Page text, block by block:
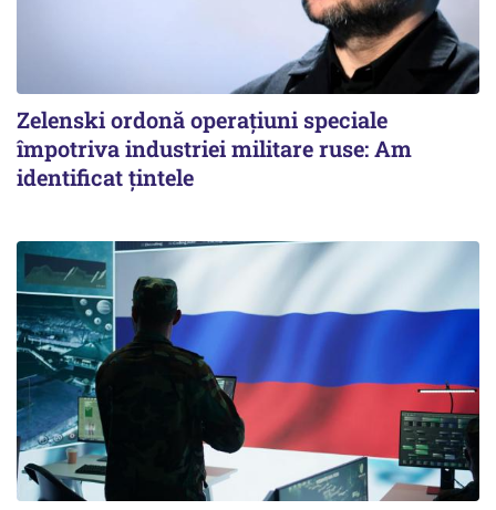
Zelenski ordonă operațiuni speciale
împotriva industriei militare ruse: Am
identificat țintele